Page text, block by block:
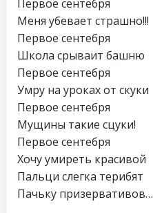
Первое сентебря
Меня убевает страшно!!!
Первое сентебря
Школа срываит башню
Первое сентебря
Умру на уроках от скуки
Первое сентебря
Мущины такие сцуки!
Первое сентебря
Хочу умиреть красивой
Пальци слегка терибят
Пачьку призервативов…